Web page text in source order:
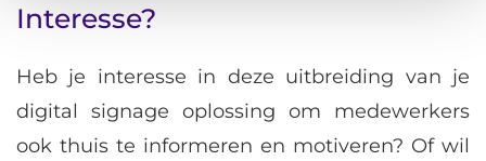
Interesse?
Heb je interesse in deze uitbreiding van je
digital signage oplossing om medewerkers
ook thuis te informeren en motiveren? Of wil